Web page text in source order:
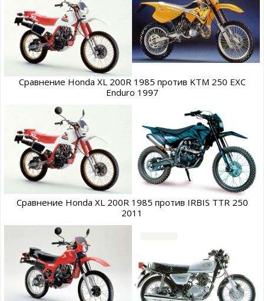
Сравнение Honda XL 200R 1985 против KTM 250 EXC
Enduro 1997
Сравнение Honda XL 200R 1985 против IRBIS TTR 250
2011